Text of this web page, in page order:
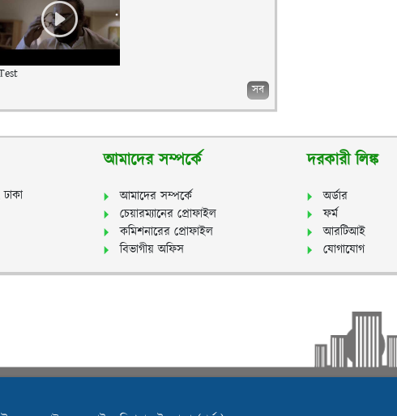
সব
আমাদের সম্পর্কে
আমাদের সম্পর্কে
চেয়ারম্যানের প্রোফাইল
কমিশনারের প্রোফাইল
বিভাগীয় অফিস
দরকারী লিঙ্ক
অর্ডার
ফর্ম
আরটিআই
যোগাযোগ